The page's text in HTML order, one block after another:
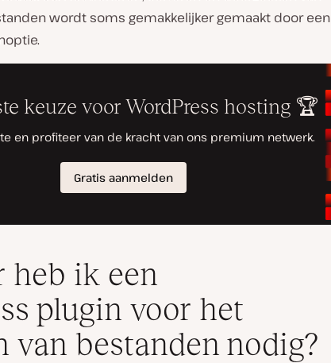
wordt soms gemakkelijker gemaakt door een
heb ik een
plugin voor het
van bestanden nodig?